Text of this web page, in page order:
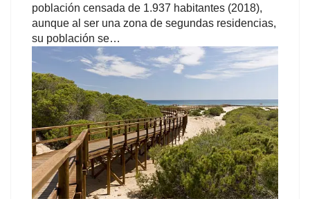
población censada de 1.937 habitantes (2018),
aunque al ser una zona de segundas residencias,
su población se…